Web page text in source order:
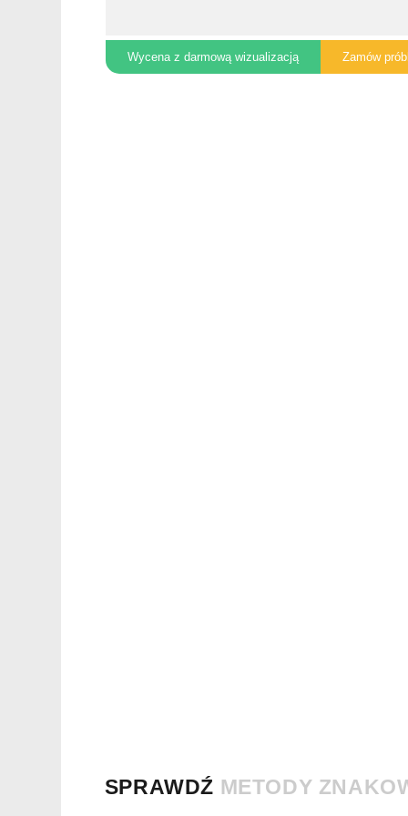
Wycena z darmową wizualizacją Zamów
SPRAWDŹ METODY